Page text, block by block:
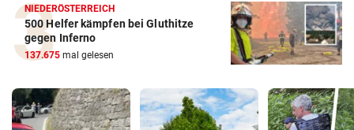
NIEDERÖSTERREICH
500 Helfer kämpfen bei Gluthitze
gegen Inferno
137.675 mal gelesen